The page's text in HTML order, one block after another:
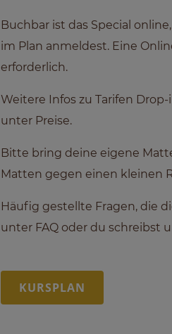
Buchbar ist das Special
im Plan anmeldest. Eine
erforderlich.
Weitere Infos zu Tarifen
unter Preise.
Bitte bring deine eigene
Matten gegen einen kleinen
Häufig gestellte Fragen, die
unter FAQ oder du schreibst
KURSPLAN